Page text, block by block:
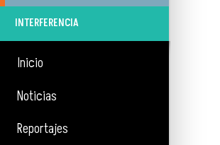
INTERFERENCIA
Inicio
Noticias
Reportajes